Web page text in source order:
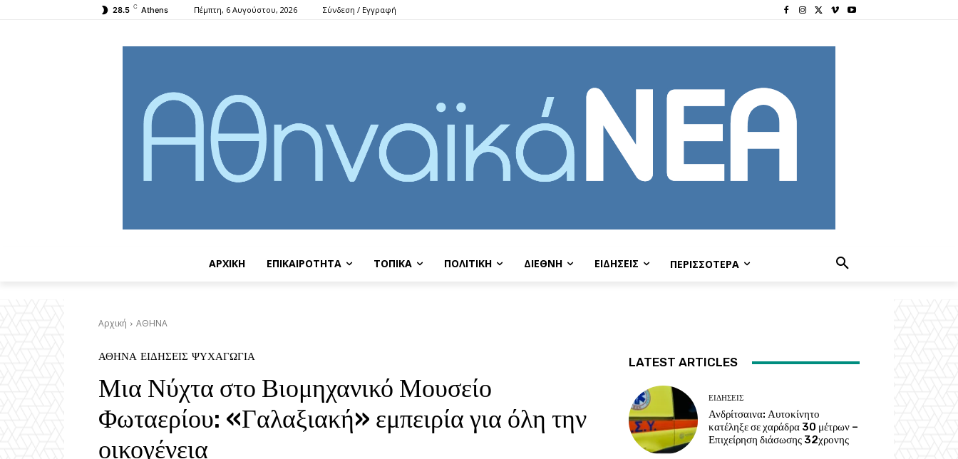
28.5 C Athens Πέμπτη, 6 Αυγούστου, 2026 Σύνδεση / Εγγραφή
ΑΡΧΙΚΗ ΕΠΙΚΑΙΡΟΤΗΤΑ ΤΟΠΙΚΑ ΠΟΛΙΤΙΚΗ ΔΙΕΘΝΗ EIΔΗΣΕΙΣ ΠΕΡΙΣΣΟΤΕΡΑ
Αρχική ΑΘΗΝΑ
ΑΘΗΝΑ ΕΙΔΗΣΕΙΣ ΨΥΧΑΓΩΓΙΑ
Μια Νύχτα στο Βιομηχανικό Μουσείο
Φωταερίου: «Γαλαξιακή» εμπειρία για όλη την
οικογένεια
LATEST ARTICLES
ΕΙΔΗΣΕΙΣ
Ανδρίτσαινα: Αυτοκίνητο
κατέληξε σε χαράδρα 30 μέτρων –
Επιχείρηση διάσωσης 32χρονης